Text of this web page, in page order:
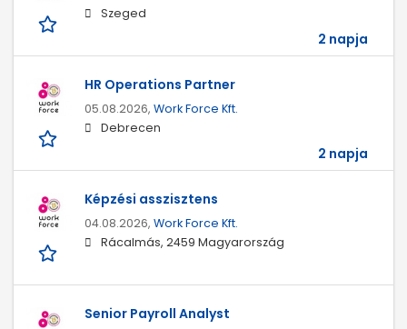
Szeged
2 napja
HR Operations Partner
05.08.2026, Work Force Kft.
Debrecen
2 napja
Képzési asszisztens
04.08.2026, Work Force Kft.
Rácalmás, 2459 Magyarország
Senior Payroll Analyst